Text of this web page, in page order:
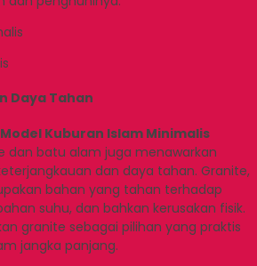
Daya Tahan
Model Kuburan Islam Minimalis
dan batu alam juga menawarkan
dan daya tahan. Granite,
bahan yang tahan terhadap
suhu, dan bahkan kerusakan fisik.
granite sebagai pilihan yang praktis
jangka panjang.